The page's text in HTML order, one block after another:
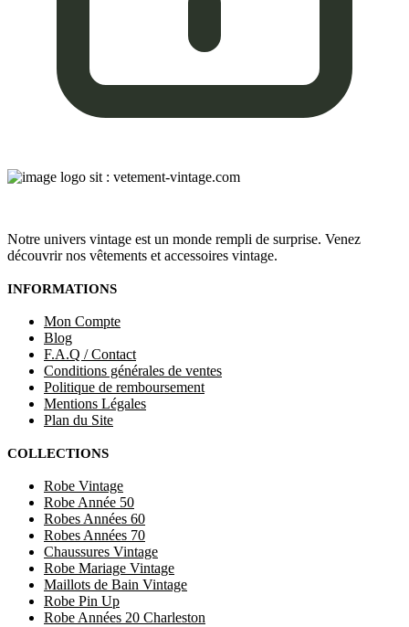
Notre univers vintage est un monde rempli de surprise. Venez
découvrir nos vêtements et accessoires vintage.
INFORMATIONS
Mon Compte
Blog
F.A.Q / Contact
Conditions générales de ventes
Politique de remboursement
Mentions Légales
Plan du Site
COLLECTIONS
Robe Vintage
Robe Année 50
Robes Années 60
Robes Années 70
Chaussures Vintage
Robe Mariage Vintage
Maillots de Bain Vintage
Robe Pin Up
Robe Années 20 Charleston